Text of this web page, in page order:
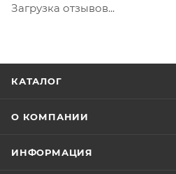
Загрузка отзывов...
КАТАЛОГ
О КОМПАНИИ
ИНФОРМАЦИЯ